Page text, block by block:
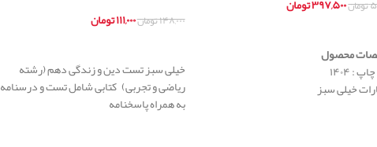
تومان۳۹۷,۵۰۰تومان
محصول
: ۱۴۰۴
خیلی سبز
۱۴۸,۰۰۰تومان۱۱۱,۰۰۰تومان
خیلی سبز تست دین و زندگی دهم (رشته
ریاضی و تجربی) کتابی شامل تست و درسنامه
به همراه پاسخنامه